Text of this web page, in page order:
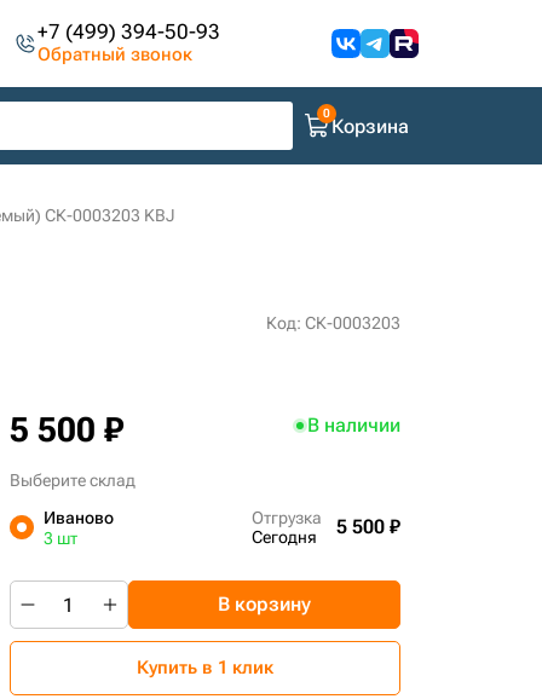
+7 (499) 394-50-93
Обратный звонок
Корзина
СК-0003203 KBJ
Код: СК-0003203
5 500 ₽ В наличии
Выберите склад
Иваново
3 шт
Отгрузка
Сегодня
5 500 ₽
В корзину
Купить в 1 клик